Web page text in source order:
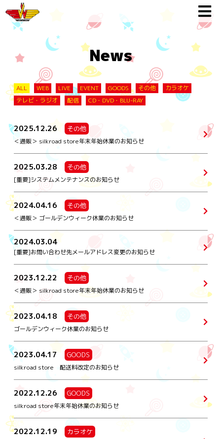
News
ALL WEB LIVE EVENT GOODS その他
カラオケ
テレビ・ラジオ
配信 CD・DVD・BLU-RAY
2025.12.26 その他
＜通販＞ silkroad store年末年始休業のお知らせ
2025.03.28 その他
[重要]システムメンテナンスのお知らせ
2024.04.16 その他
＜通販＞ ゴールデンウィーク休業のお知らせ
2024.03.04
[重要]お問い合わせ先メールアドレス変更のお知らせ
2023.12.22 その他
＜通販＞ silkroad store年末年始休業のお知らせ
2023.04.18 その他
ゴールデンウィーク休業のお知らせ
2023.04.17 GOODS
silkroad store 配送料改定のお知らせ
2022.12.26 GOODS
silkroad store年末年始休業のお知らせ
2022.12.19 カラオケ